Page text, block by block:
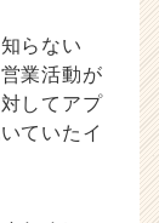
らない
業活動が
してアプ
ていたイ